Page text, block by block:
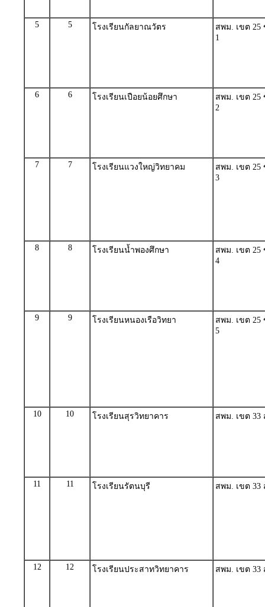
5 5 โรงเรียนกัลยาณวัตร
สพม. เขต
1
6 6 โรงเรียนเปือยน้อยศึกษา
สพม. เขต
2
7 7 โรงเรียนแวงใหญ่วิทยาคม
สพม. เขต
3
8 8 โรงเรียนน้ำพองศึกษา
สพม. เขต
4
9 9 โรงเรียนหนองเรือวิทยา
สพม. เขต
5
10 10 โรงเรียนสุรวิทยาคาร สพม. เขต 33
11 11 โรงเรียนรัตนบุรี สพม. เขต 33
12 12 โรงเรียนประสาทวิทยาคาร สพม. เขต 33